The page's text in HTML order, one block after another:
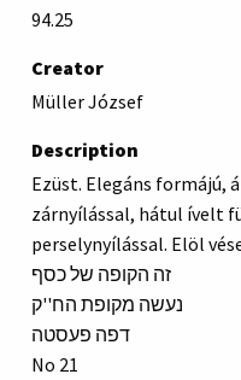
94.25
Creator
Müller József
Description
Ezüst. Elegáns
zárnyílással, hátul ívelt
perselynyílással. Elöl
זה הקופה של כסף
נעשה מקופת הח''ק
דפה פעסטה
No 21